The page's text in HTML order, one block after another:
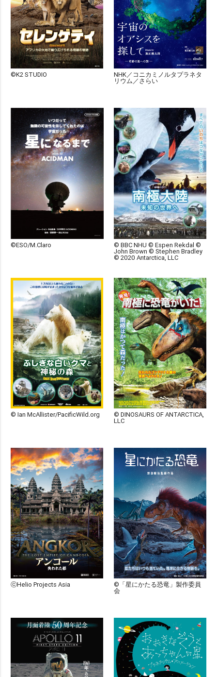
©K2 STUDIO NHK／コニカミノルタプラネタ
リウム／さらい
©ESO/M.Claro © BBC NHU © Espen Rekdal ©
John Brown © Stephen Bradley
© 2020 Antarctica, LLC
© Ian McAllister/PacificWild.org © DINOSAURS OF ANTARCTICA,
LLC
ⓒHelio Projects Asia ©「星にかたる恐竜」製作委員
会